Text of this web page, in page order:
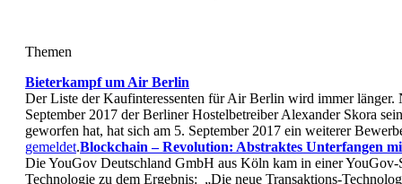
Themen
Bieterkampf um Air Berlin
Der Liste der Kaufinteressenten für Air Berlin wird immer länger.
September 2017 der Berliner Hostelbetreiber Alexander Skora
geworfen hat, hat sich am 5. September 2017 ein weiterer
gemeldet.Blockchain – Revolution: Abstraktes Unterfangen
Die YouGov Deutschland GmbH aus Köln kam in einer
Technologie zu dem Ergebnis: „Die neue Transaktions-